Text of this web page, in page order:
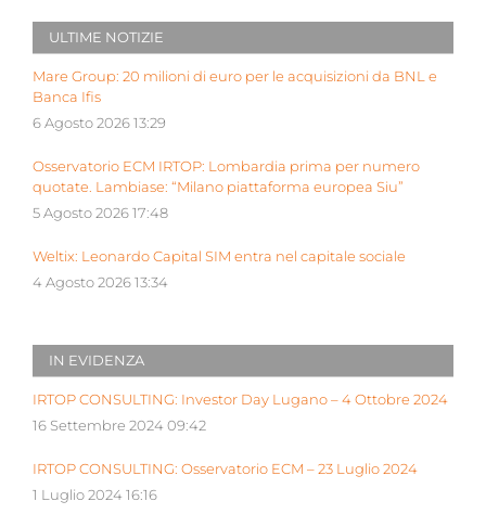
ULTIME NOTIZIE
Mare Group: 20 milioni di euro per le acquisizioni da BNL e
Banca Ifis
6 Agosto 2026 13:29
Osservatorio ECM IRTOP: Lombardia prima per numero
quotate. Lambiase: “Milano piattaforma europea Siu”
5 Agosto 2026 17:48
Weltix: Leonardo Capital SIM entra nel capitale sociale
4 Agosto 2026 13:34
IN EVIDENZA
IRTOP CONSULTING: Investor Day Lugano – 4 Ottobre 2024
16 Settembre 2024 09:42
IRTOP CONSULTING: Osservatorio ECM – 23 Luglio 2024
1 Luglio 2024 16:16